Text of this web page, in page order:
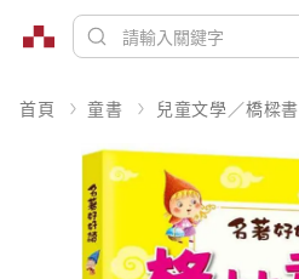
首頁 童書 兒童文學／橋樑書